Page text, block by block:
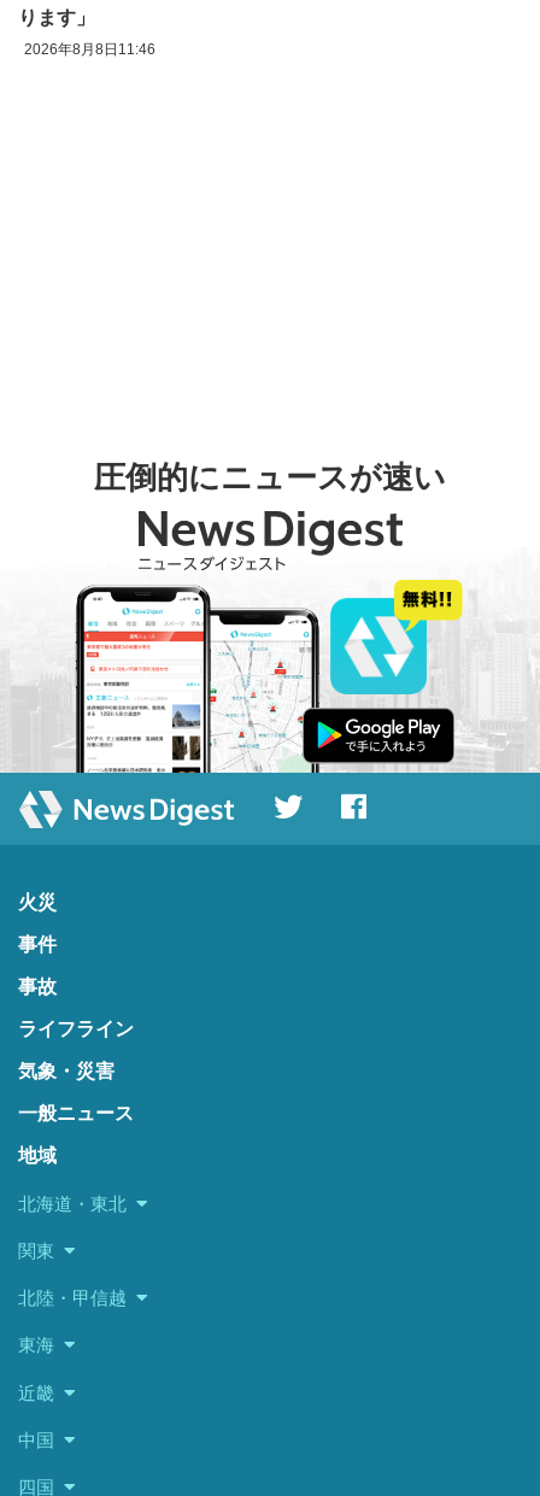
ります」
2026年8月8日11:46
圧倒的にニュースが速い
火災
事件
事故
ライフライン
気象・災害
一般ニュース
地域
北海道・東北
関東
北陸・甲信越
東海
近畿
中国
四国